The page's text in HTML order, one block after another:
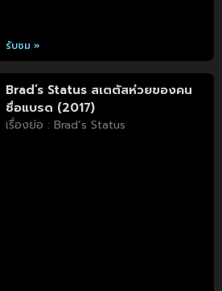
รับชม »
Brad’s Status สเตตัสห่วยของคน
ชื่อแบรด (2017)
เรื่องย่อ : Brad’s Status